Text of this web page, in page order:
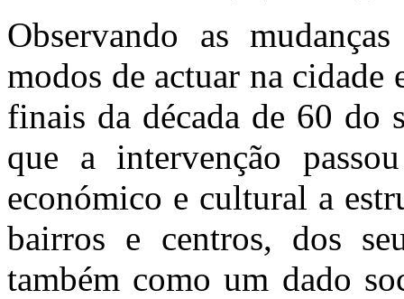
Observando as
modos de actuar na cidade
finais da década de 60
que a intervenção
económico e cultural a
bairros e centros, dos
também como um dado